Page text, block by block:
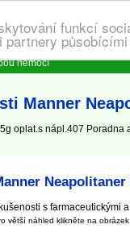
funkcí
nemocí
Manner
oplat.s nápl.407
s farmaceutickými
větší náhled klikněte na obrázek